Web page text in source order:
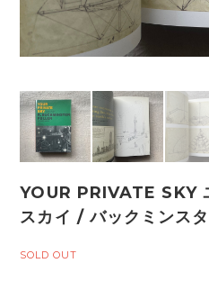
YOUR PRIVATE SKY
スカイ / バックミンス
SOLD OUT